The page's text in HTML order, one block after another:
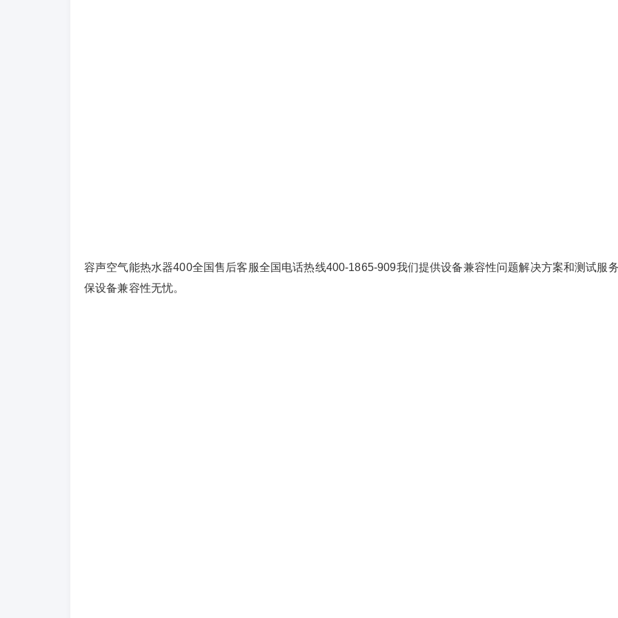
容声空气能热水器400全国售后客服全国电话热线400-1865-909我们提供设备兼容性问题解决方案和测试服
保设备兼容性无忧。